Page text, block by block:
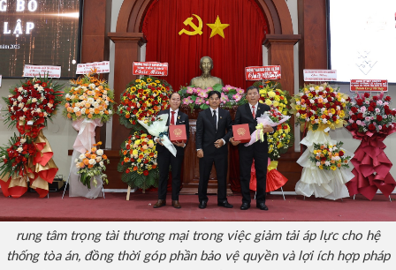
rung tâm trọng tài thương mại trong việc giảm tải áp lực cho hệ
thống tòa án, đồng thời góp phần bảo vệ quyền và lợi ích hợp pháp